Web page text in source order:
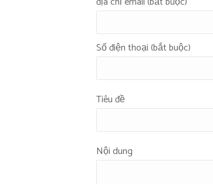
Số điện thoại (bắt buộc)
Tiêu đề
Nội dung